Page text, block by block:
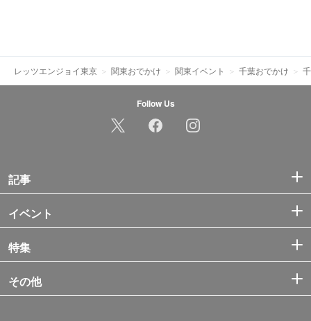
レッツエンジョイ東京 関東おでかけ 関東イベント 千葉おでかけ
Follow Us
記事
イベント
特集
その他